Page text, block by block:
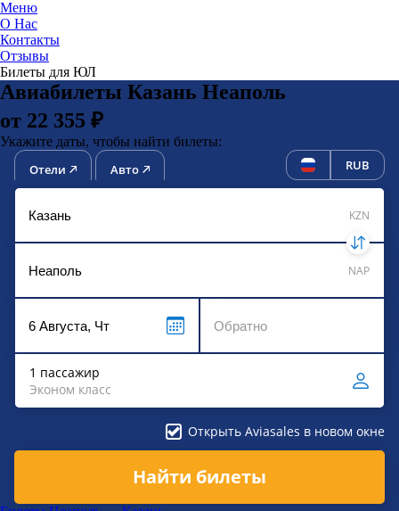
Меню
О Нас
Контакты
Отзывы
Билеты для ЮЛ
Авиабилеты Казань Неаполь
от 22 355 ₽
Укажите даты, чтобы найти билеты:
Отели Авто RUB
KZN
NAP
1 пассажир
Эконом класс
Открыть Aviasales в новом окне
Найти билеты